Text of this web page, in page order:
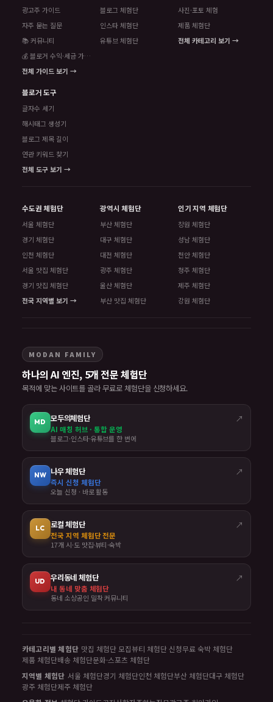
광고주 가이드
자주 묻는 질문
📚 커뮤니티
💰 블로거 수익·세금 가이드
전체 가이드 보기 →
블로그 체험단
인스타 체험단
유튜브 체험단
사진·포토 체험
제품 체험단
전체 카테고리 보기 →
블로거 도구
글자수 세기
해시태그 생성기
블로그 제목 길이
연관 키워드 찾기
전체 도구 보기 →
수도권 체험단
서울 체험단
경기 체험단
인천 체험단
서울 맛집 체험단
경기 맛집 체험단
전국 지역별 보기 →
광역시 체험단
부산 체험단
대구 체험단
대전 체험단
광주 체험단
울산 체험단
부산 맛집 체험단
인기 지역 체험단
창원 체험단
성남 체험단
천안 체험단
청주 체험단
제주 체험단
강원 체험단
MODAN FAMILY
하나의 AI 엔진, 5개 전문 체험단
목적에 맞는 사이트를 골라 무료로 체험단을 신청하세요.
MD 모두의체험단 ↗
AI 매칭 허브 · 통합 운영
블로그·인스타·유튜브를 한 번에
NW 나우 체험단 ↗
즉시 신청 체험단
오늘 신청 · 바로 활동
LC 로컬 체험단 ↗
전국 지역 체험단 전문
17개 시·도 맛집·뷰티·숙박
UD 우리동네 체험단 ↗
내 동네 맞춤 체험단
동네 소상공인 밀착 커뮤니티
카테고리별 체험단 맛집 체험단 모집뷰티 체험단 신청무료 숙박 체험단
제품 체험단배송 체험단문화·스포츠 체험단
지역별 체험단 서울 체험단경기 체험단인천 체험단부산 체험단대구 체험단
광주 체험단제주 체험단